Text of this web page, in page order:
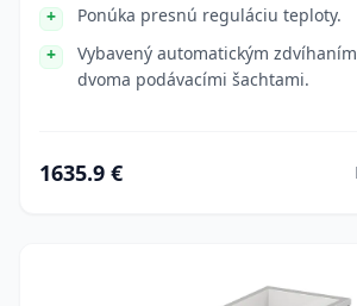
Ponúka presnú reguláciu teploty.
Vybavený automatickým
dvoma podávacími šachtami.
1635.9 €